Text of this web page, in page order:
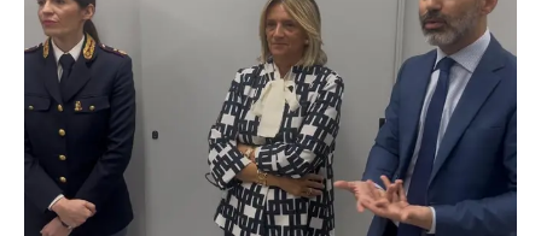
SPORT IN SARDEGNA
SPORT
RISULTATI E CLASSIFICHE
CALCIO
CALCIO REGIONALE